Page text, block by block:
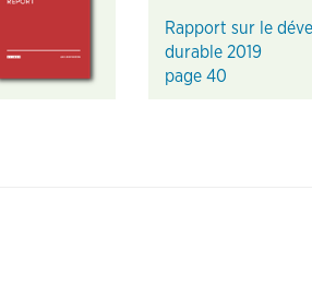
Rapport sur le
durable 2019
page 40